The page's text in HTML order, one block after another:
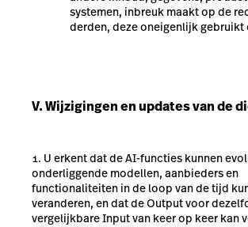
systemen, inbreuk maakt op de
derden, deze oneigenlijk gebruikt
V. Wijzigingen en updates van de
U erkent dat de AI-functies kunnen
onderliggende modellen, aanbieders en
functionaliteiten in de loop van de tijd
veranderen, en dat de Output voor
vergelijkbare Input van keer op keer kan